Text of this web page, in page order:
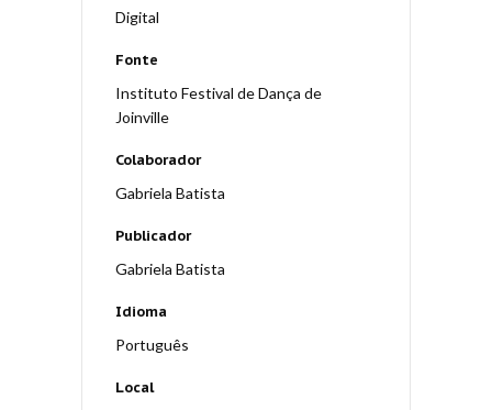
Digital
Fonte
Instituto Festival de Dança de
Joinville
Colaborador
Gabriela Batista
Publicador
Gabriela Batista
Idioma
Português
Local